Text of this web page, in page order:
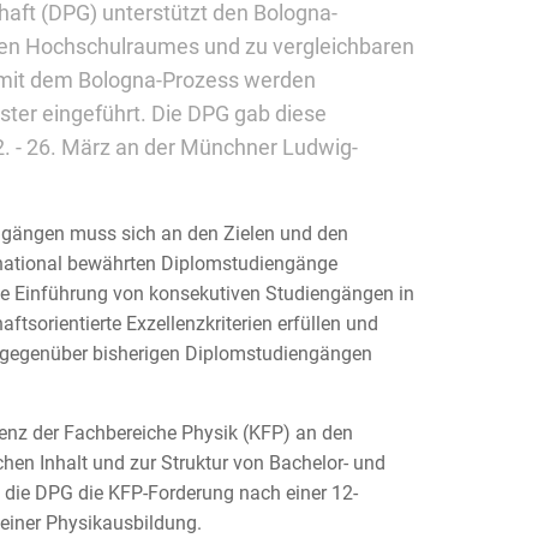
(DPG) unterstützt den Bologna-
Hochschulraumes und zu vergleichbaren
dem Bologna-Prozess werden
eingeführt. Die DPG gab diese
- 26. März an der Münchner Ludwig-
muss sich an den Zielen und den
bewährten Diplomstudiengänge
Einführung von konsekutiven Studiengängen in
Exzellenzkriterien erfüllen und
bisherigen Diplomstudiengängen
der Fachbereiche Physik (KFP) an den
Inhalt und zur Struktur von Bachelor- und
DPG die KFP-Forderung nach einer 12-
Physikausbildung.